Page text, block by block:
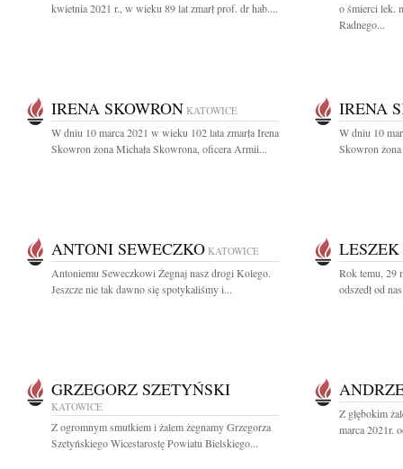
kwietnia 2021 r., w wieku 89 lat zmarł prof. dr hab....
o śmierci lek.
Radnego...
IRENA SKOWRON KATOWICE
W dniu 10 marca 2021 w wieku 102 lata zmarła Irena
Skowron żona Michała Skowrona, oficera Armii...
IRENA
W dniu 10
Skowron
ANTONI SEWECZKO KATOWICE
Antoniemu Seweczkowi Żegnaj nasz drogi Kolego.
Jeszcze nie tak dawno się spotykaliśmy i...
Rok temu, 29
odszedł od
GRZEGORZ SZETYŃSKI
KATOWICE
Z ogromnym smutkiem i żalem żegnamy Grzegorza
Szetyńskiego Wicestarostę Powiatu Bielskiego...
Z głębokim
marca 2021r.